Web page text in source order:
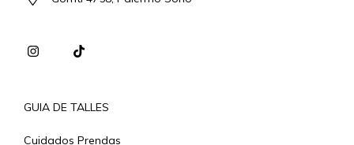
GUIA DE TALLES
Cuidados Prendas